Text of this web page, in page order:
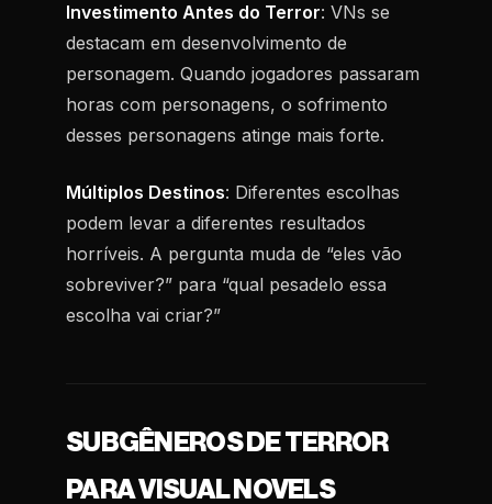
Investimento Antes do Terror: VNs se
destacam em desenvolvimento de
personagem. Quando jogadores passaram
horas com personagens, o sofrimento
desses personagens atinge mais forte.
Múltiplos Destinos: Diferentes escolhas
podem levar a diferentes resultados
horríveis. A pergunta muda de “eles vão
sobreviver?” para “qual pesadelo essa
escolha vai criar?”
SUBGÊNEROS DE TERROR
PARA VISUAL NOVELS